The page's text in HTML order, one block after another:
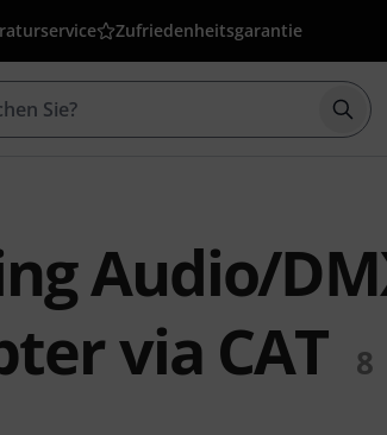
Zufriedenheitsgarantie
Audio/
via CAT
8